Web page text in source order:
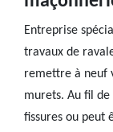
Entreprise
travaux de
remettre à neuf
murets. Au fil
fissures ou peut